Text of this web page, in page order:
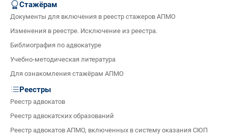
Стажёрам
Документы для включения в реестр стажеров АПМО
Изменения в реестре. Исключение из реестра.
Библиография по адвокатуре
Учебно-методическая литература
Для ознакомления стажёрам АПМО
Реестры
Реестр адвокатов
Реестр адвокатских образований
Реестр адвокатов АПМО, включенных в систему оказания СЮП